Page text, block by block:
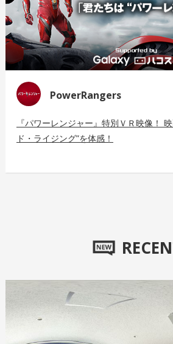
PowerRangers
『パワーレンジャー』特別ＶＲ映像！
ド・ライジング”を体感！